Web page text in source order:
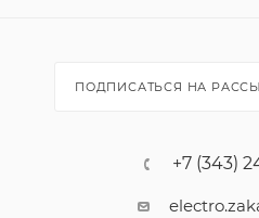
ПОДПИСАТЬСЯ НА
+7 (343)